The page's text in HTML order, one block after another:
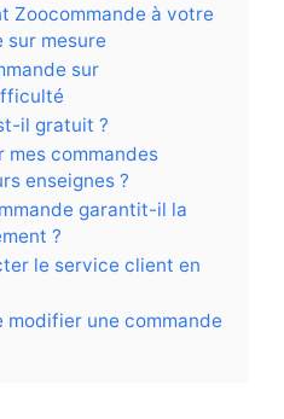
Zoocommande à votre
sur mesure
sur
il gratuit ?
mes commandes
enseignes ?
garantit-il la
?
le service client en
modifier une commande